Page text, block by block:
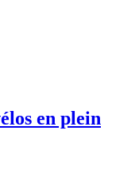
en plein